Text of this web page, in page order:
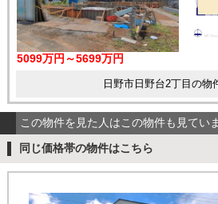
5099万円～5699万円
日野市日野台2丁目の物
この物件を見た人はこの物件も見てい
同じ価格帯の物件はこちら